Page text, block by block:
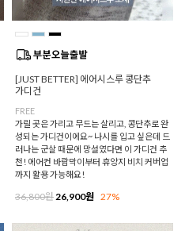
[JUST BETTER] 에어시스루 콩단추
가디건
FREE
가릴 곳은 가리고 무드는 살리고, 콩단추로 완
성되는 가디건이에요~ 나시를 입고 싶은데 드
러나는 군살 때문에 망설였다면 이 가디건 추
천! 에어컨 바람막이부터 휴양지 비치 커버업
까지 활용 가능해요!
36,800원 26,900원 27%